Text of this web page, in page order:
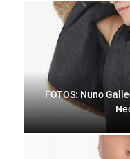
FOTOS: Nuno